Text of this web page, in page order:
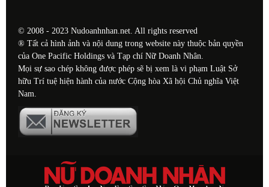
© 2008 - 2023 Nudoanhnhan.net. All rights reserved
® Tất cả hình ảnh và nội dung trong website này thuộc bản quyền
của One Pacific Holdings và Tạp chí Nữ Doanh Nhân.
Mọi sự sao chép không được phép sẽ bị xem là vi phạm Luật Sở
hữu Trí tuệ hiện hành của nước Cộng hòa Xã hội Chủ nghĩa Việt
Nam.